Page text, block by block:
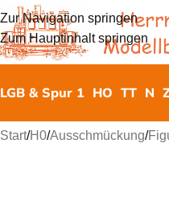
Zur Navigation springen
Zum Hauptinhalt springen
LGB & Spur 1 HO TT N
Start/H0/Ausschmückung/